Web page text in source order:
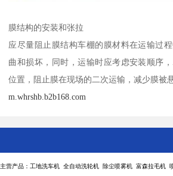
膜结构的安装和张拉
应尽量阻止膜结构车棚的膜材料在运输过
曲和损坏，同时，运输时应考虑安装顺序
位置，阻止膜在现场的二次运输，减少膜被
m.whrshb.b2b168.com
主营产品：工地洗车机 全自动洗轮机 除尘喷雾机 富森拉毛机